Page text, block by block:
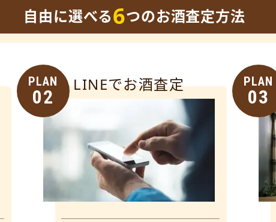
自由に選べる6つのお酒査定方法
PLAN
02
LINEでお酒査定 PLAN
03